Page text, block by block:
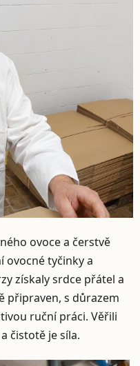
ovoce a čerstvě
ovocné tyčinky a
získaly srdce přátel a
připraven, s důrazem
ruční práci. Věřili
čistotě je síla.